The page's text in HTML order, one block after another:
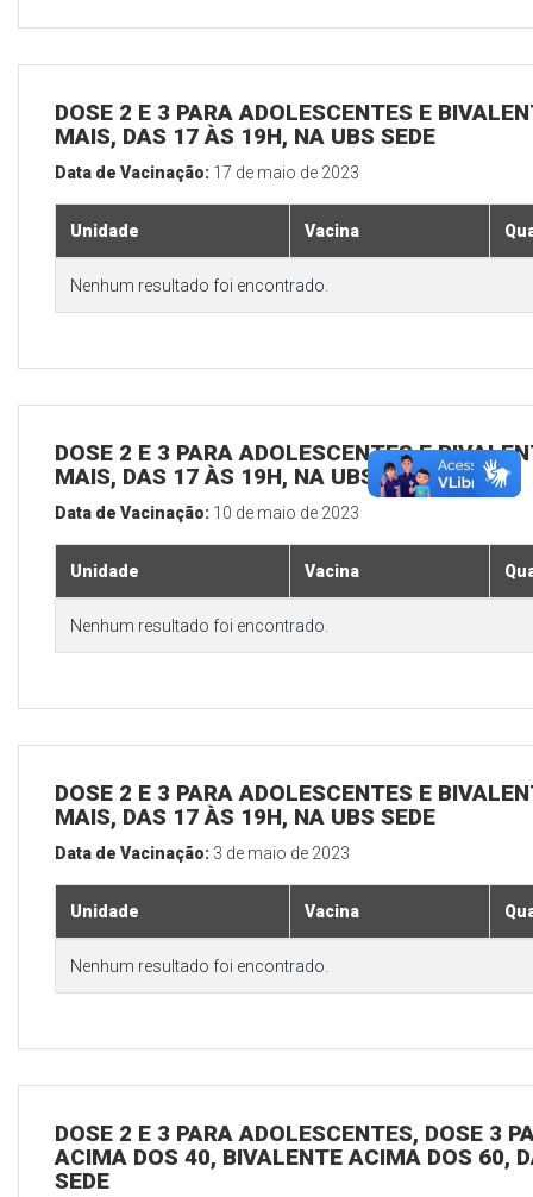
DOSE 2 E 3 PARA ADOLESCENTES E
MAIS, DAS 17 ÀS 19H, NA UBS SEDE
Data de Vacinação: 17 de maio de 2023
Unidade Vacina
Nenhum resultado foi encontrado.
DOSE 2 E 3 PARA ADOLESCENTES E
MAIS, DAS 17 ÀS 19H, NA UBS SEDE
Data de Vacinação: 10 de maio de 2023
Unidade Vacina
Nenhum resultado foi encontrado.
DOSE 2 E 3 PARA ADOLESCENTES E
MAIS, DAS 17 ÀS 19H, NA UBS SEDE
Data de Vacinação: 3 de maio de 2023
Unidade Vacina
Nenhum resultado foi encontrado.
DOSE 2 E 3 PARA ADOLESCENTES, DOSE 3
ACIMA DOS 40, BIVALENTE ACIMA DOS 60,
SEDE